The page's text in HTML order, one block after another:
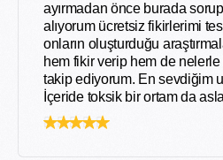
ayırmadan önce burada
alıyorum ücretsiz fikirlerimi
onların oluşturduğu
hem fikir verip hem de
takip ediyorum. En sevdiğim
İçeride toksik bir ortam da